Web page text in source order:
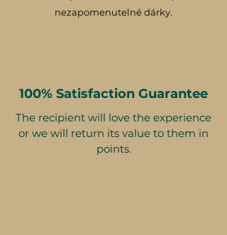
nezapomenutelné dárky.
100% Satisfaction Guarantee
The recipient will love the experience
or we will return its value to them in
points.